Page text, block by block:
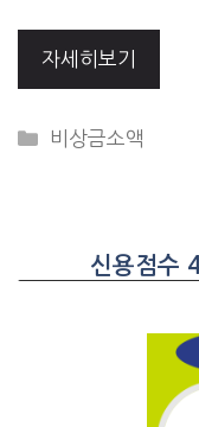
자세히보기
CATEGORIES
비상금소액
신용점수